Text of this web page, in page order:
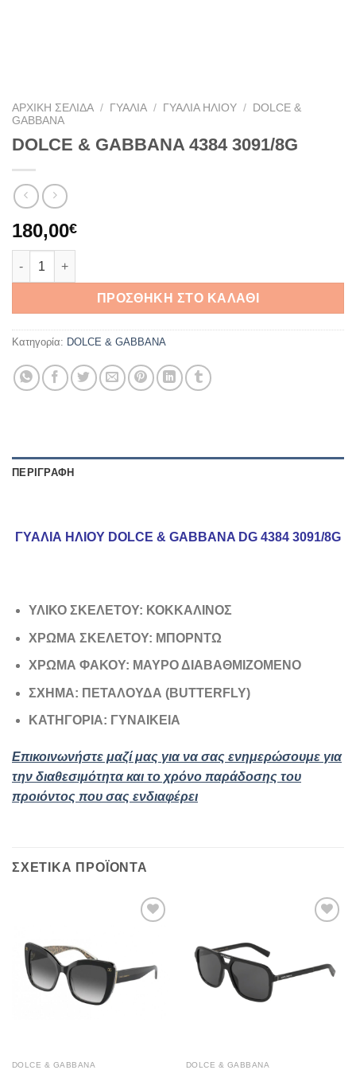
ΑΡΧΙΚΉ ΣΕΛΊΔΑ / ΓΥΑΛΙΆ / ΓΥΑΛΙΆ ΗΛΊΟΥ /
DOLCE &
GABBANA
DOLCE & GABBANA 4384 3091/8G
180,00€
DOLCE & GABBANA 4384 3091/8G ποσότητα
ΠΡΟΣΘΉΚΗ ΣΤΟ ΚΑΛΆΘΙ
Κατηγορία: DOLCE & GABBANA
ΠΕΡΙΓΡΑΦΉ
ΓΥΑΛΙΑ ΗΛΙΟΥ DOLCE & GABBANA DG 4384 3091/8G
ΥΛΙΚΟ ΣΚΕΛΕΤΟΥ: ΚΟΚΚΑΛΙΝΟΣ
ΧΡΩΜΑ ΣΚΕΛΕΤΟΥ: ΜΠΟΡΝΤΩ
ΧΡΩΜΑ ΦΑΚΟΥ: ΜΑΥΡΟ ΔΙΑΒΑΘΜΙΖΟΜΕΝΟ
ΣΧΗΜΑ: ΠΕΤΑΛΟΥΔΑ (BUTTERFLY)
ΚΑΤΗΓΟΡΙΑ: ΓΥΝΑΙΚΕΙΑ
Επικοινωνήστε μαζί μας για να σας ενημερώσουμε για
την διαθεσιμότητα και το χρόνο παράδοσης του
προιόντος που σας ενδιαφέρει
ΣΧΕΤΙΚΆ ΠΡΟΪΌΝΤΑ
DOLCE & GABBANA DOLCE & GABBANA